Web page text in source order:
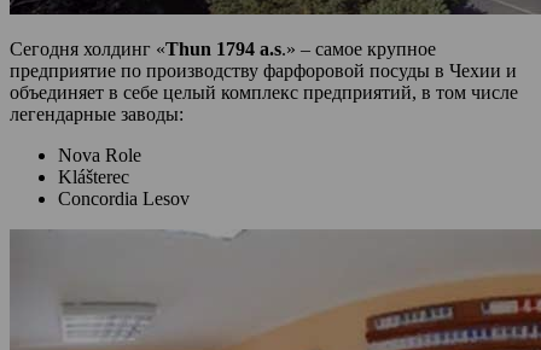
Сегодня холдинг «Thun 1794 a.s.» – самое крупное
предприятие по производству фарфоровой посуды в Чехии и
объединяет в себе целый комплекс предприятий, в том числе
легендарные заводы:
Nova Role
Klášterec
Concordia Lesov